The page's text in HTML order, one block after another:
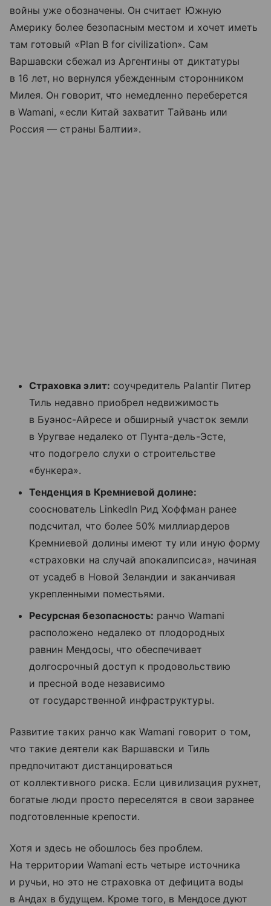
войны уже обозначены. Он считает Южную
Америку более безопасным местом и хочет иметь
там готовый «Plan B for civilization». Сам
Варшавски сбежал из Аргентины от диктатуры
в 16 лет, но вернулся убежденным сторонником
Милея. Он говорит, что немедленно переберется
в Wamani, «если Китай захватит Тайвань или
Россия — страны Балтии».
Страховка элит: соучредитель Palantir Питер
Тиль недавно приобрел недвижимость
в Буэнос-Айресе и обширный участок земли
в Уругвае недалеко от Пунта-дель-Эсте,
что подогрело слухи о строительстве
«бункера».
Тенденция в Кремниевой долине:
сооснователь LinkedIn Рид Хоффман ранее
подсчитал, что более 50% миллиардеров
Кремниевой долины имеют ту или иную форму
«страховки на случай апокалипсиса», начиная
от усадеб в Новой Зеландии и заканчивая
укрепленными поместьями.
Ресурсная безопасность: ранчо Wamani
расположено недалеко от плодородных
равнин Мендосы, что обеспечивает
долгосрочный доступ к продовольствию
и пресной воде независимо
от государственной инфраструктуры.
Развитие таких ранчо как Wamani говорит о том,
что такие деятели как Варшавски и Тиль
предпочитают дистанцироваться
от коллективного риска. Если цивилизация рухнет,
богатые люди просто переселятся в свои заранее
подготовленные крепости.
Хотя и здесь не обошлось без проблем.
На территории Wamani есть четыре источника
и ручьи, но это не страховка от дефицита воды
в Андах в будущем. Кроме того, в Мендосе дуют